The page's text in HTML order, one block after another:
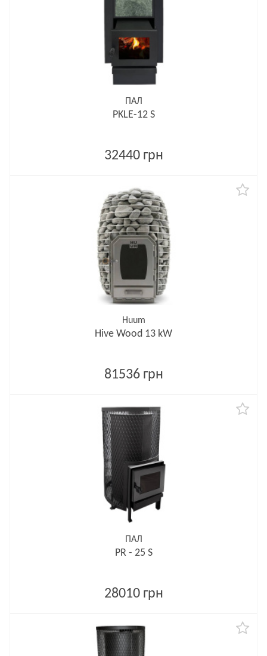
ПАЛ
PKLE-12 S
32440 грн
Huum
Hive Wood 13 kW
81536 грн
ПАЛ
PR - 25 S
28010 грн